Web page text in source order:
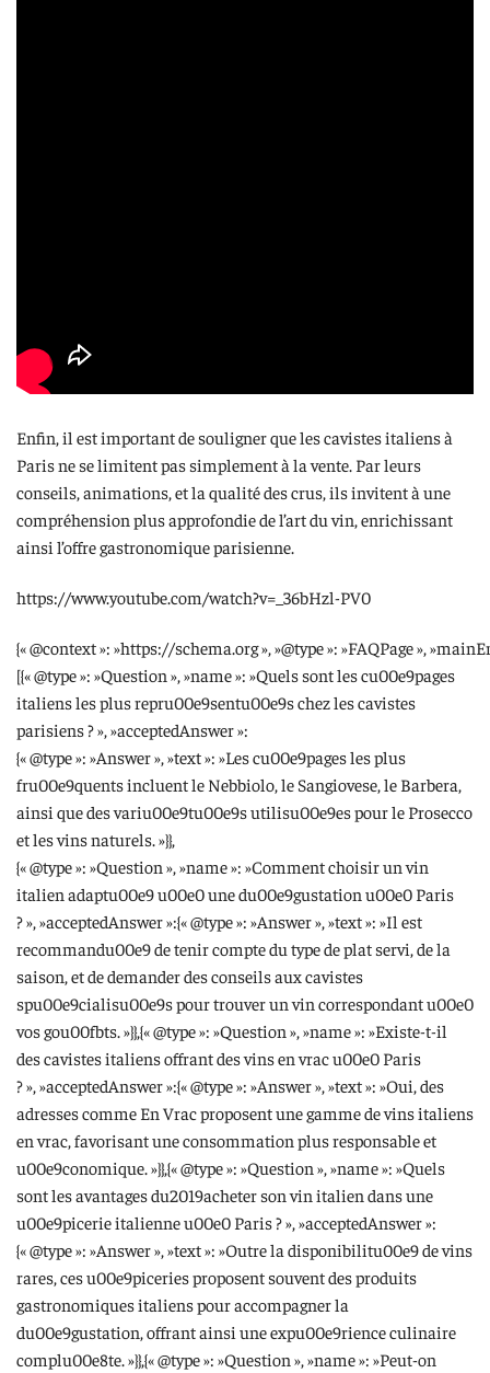
Enfin, il est important de souligner que les cavistes italiens à
Paris ne se limitent pas simplement à la vente. Par leurs
conseils, animations, et la qualité des crus, ils invitent à une
compréhension plus approfondie de l’art du vin, enrichissant
ainsi l’offre gastronomique parisienne.
https://www.youtube.com/watch?v=_36bHzl-PV0
{« @context »: »https://schema.org », »@type »: »FAQPage »,
[{« @type »: »Question », »name »: »Quels sont les cu00e9pages
italiens les plus repru00e9sentu00e9s chez les cavistes
parisiens ? », »acceptedAnswer »:
{« @type »: »Answer », »text »: »Les cu00e9pages les plus
fru00e9quents incluent le Nebbiolo, le Sangiovese, le Barbera,
ainsi que des variu00e9tu00e9s utilisu00e9es pour le Prosecco
et les vins naturels. »}},
{« @type »: »Question », »name »: »Comment choisir un vin
italien adaptu00e9 u00e0 une du00e9gustation u00e0 Paris
? », »acceptedAnswer »:{« @type »: »Answer », »text »: »Il est
recommandu00e9 de tenir compte du type de plat servi, de la
saison, et de demander des conseils aux cavistes
spu00e9cialisu00e9s pour trouver un vin correspondant u00e0
vos gou00fbts. »}},{« @type »: »Question », »name »: »Existe-t-il
des cavistes italiens offrant des vins en vrac u00e0 Paris
? », »acceptedAnswer »:{« @type »: »Answer », »text »: »Oui, des
adresses comme En Vrac proposent une gamme de vins italiens
en vrac, favorisant une consommation plus responsable et
u00e9conomique. »}},{« @type »: »Question », »name »: »Quels
sont les avantages du2019acheter son vin italien dans une
u00e9picerie italienne u00e0 Paris ? », »acceptedAnswer »:
{« @type »: »Answer », »text »: »Outre la disponibilitu00e9 de vins
rares, ces u00e9piceries proposent souvent des produits
gastronomiques italiens pour accompagner la
du00e9gustation, offrant ainsi une expu00e9rience culinaire
complu00e8te. »}},{« @type »: »Question », »name »: »Peut-on